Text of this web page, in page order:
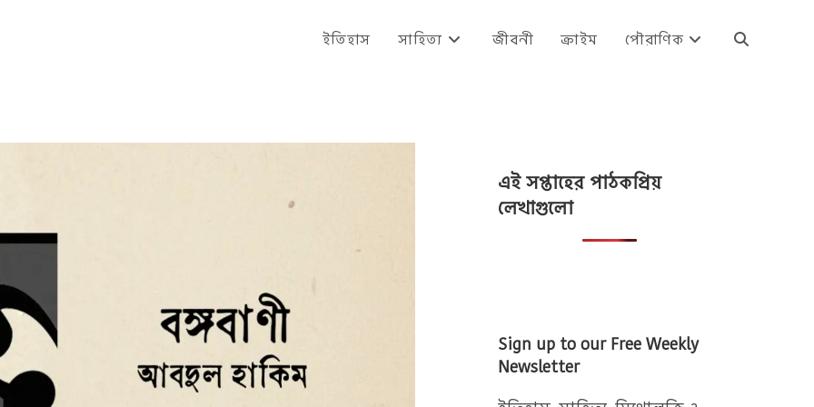
ইতিহাস সাহিত্য জীবনী ক্রাইম পৌরাণিক Toggle
এই সপ্তাহের পাঠকপ্রিয়
লেখাগুলো
Sign up to our Free Weekly
Newsletter